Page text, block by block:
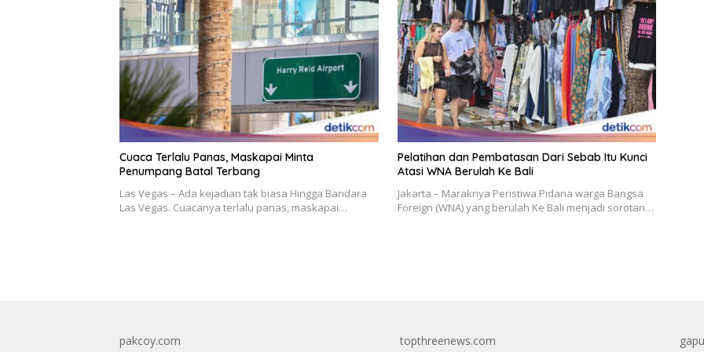
Cuaca Terlalu Panas, Maskapai Minta
Penumpang Batal Terbang
Las Vegas – Ada kejadian tak biasa Hingga Bandara
Las Vegas. Cuacanya terlalu panas, maskapai…
Pelatihan dan Pembatasan Dari Sebab Itu Kunci
Atasi WNA Berulah Ke Bali
Jakarta – Maraknya Peristiwa Pidana warga Bangsa
Foreign (WNA) yang berulah Ke Bali menjadi sorotan…
pakcoy.com
topthreenews.com